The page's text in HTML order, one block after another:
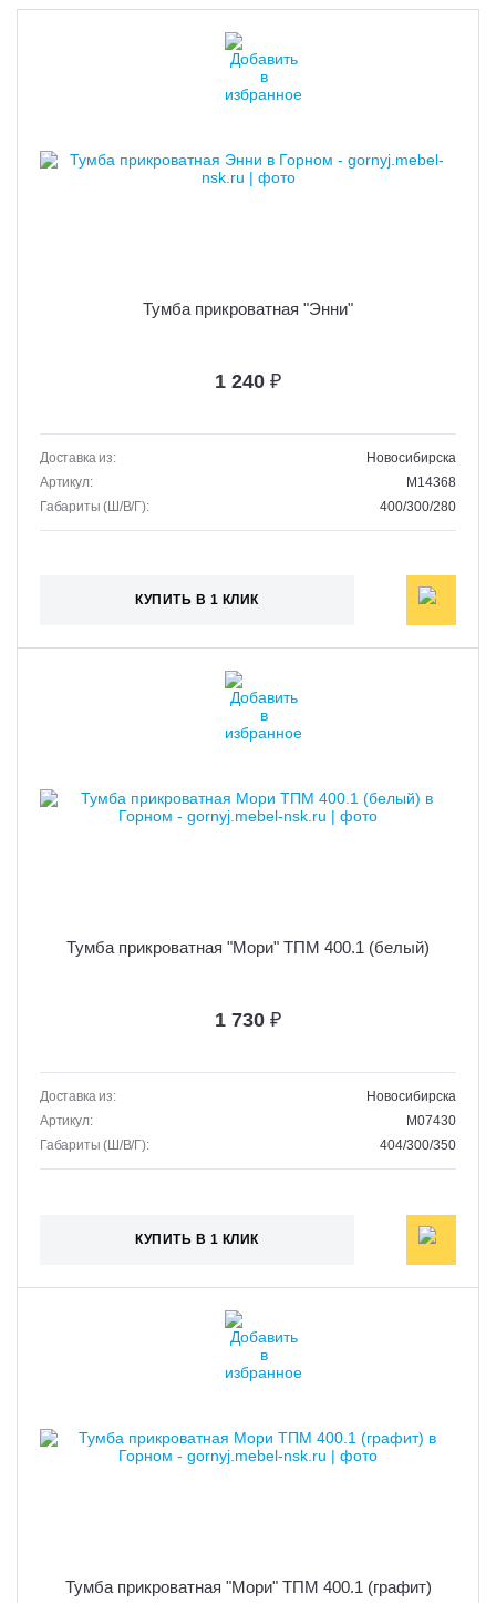
Тумба прикроватная "Энни"
1 240 ₽
Доставка из:
Новосибирска
Артикул:
M14368
Габариты (Ш/В/Г):
400/300/280
КУПИТЬ В 1 КЛИК
Тумба прикроватная "Мори" ТПМ 400.1 (белый)
1 730 ₽
Доставка из:
Новосибирска
Артикул:
M07430
Габариты (Ш/В/Г):
404/300/350
КУПИТЬ В 1 КЛИК
Тумба прикроватная "Мори" ТПМ 400.1 (графит)